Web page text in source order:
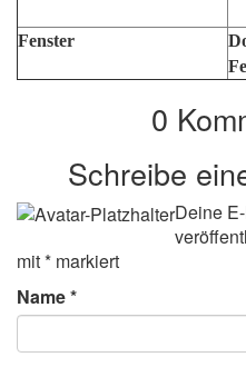
Fenster
0
Schreibe
Deine
mit* markiert
Name*